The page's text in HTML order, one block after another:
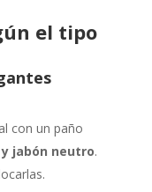
el tipo
con un paño
y jabón neutro.